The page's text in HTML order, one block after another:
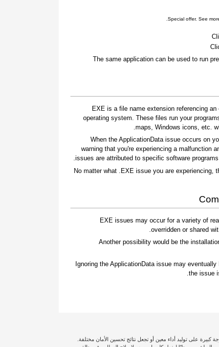
Special offer. See
The same application can be used to run
.EXE is a file name extension referencing
operating system. These files run your
maps, Windows icons, etc.
When the ApplicationData issue occurs on
warning that you're experiencing a malfunction
issues are attributed to specific software
No matter what .EXE issue you are experiencing,
.EXE issues may occur for a variety of
overridden or shared
Another possibility would be the
Ignoring the ApplicationData issue may
the issue
كبيرة على توليد أداء معين أو تجعل نتائج تحسين الأمان مختلفة.